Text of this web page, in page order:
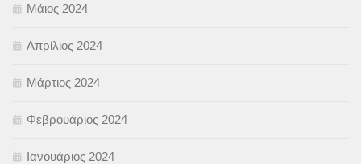
Μάιος 2024
Απρίλιος 2024
Μάρτιος 2024
Φεβρουάριος 2024
Ιανουάριος 2024